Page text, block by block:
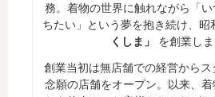
務。着物の世界に触れながら「
ちたい」という夢を抱き続け、昭
くしま」
を創業しま
創業当初は無店舗での経営から
念願の店舗をオープン。以来、着